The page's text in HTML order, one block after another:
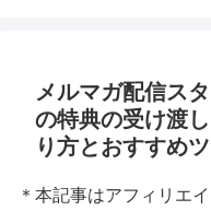
メルマガ配信ス
の特典の受け渡
り方とおすすめ
＊本記事はアフィリエ